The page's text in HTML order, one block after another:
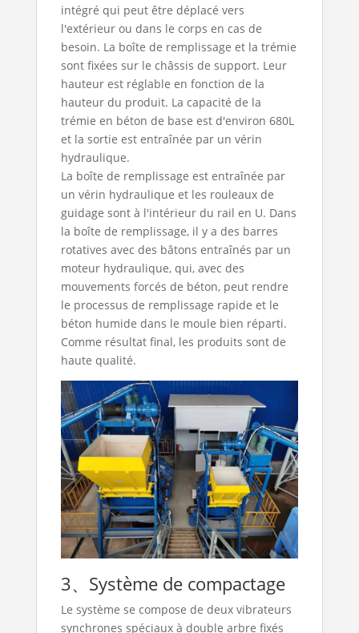
intégré qui peut être déplacé vers
l'extérieur ou dans le corps en cas de
besoin. La boîte de remplissage et la trémie
sont fixées sur le châssis de support. Leur
hauteur est réglable en fonction de la
hauteur du produit. La capacité de la
trémie en béton de base est d'environ 680L
et la sortie est entraînée par un vérin
hydraulique.
La boîte de remplissage est entraînée par
un vérin hydraulique et les rouleaux de
guidage sont à l'intérieur du rail en U. Dans
la boîte de remplissage, il y a des barres
rotatives avec des bâtons entraînés par un
moteur hydraulique, qui, avec des
mouvements forcés de béton, peut rendre
le processus de remplissage rapide et le
béton humide dans le moule bien réparti.
Comme résultat final, les produits sont de
haute qualité.
3、Système de compactage
Le système se compose de deux vibrateurs
synchrones spéciaux à double arbre fixés